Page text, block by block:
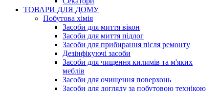
ТОВАРИ ДЛЯ ДОМУ
Побутова хімія
Засоби для миття вікон
Засоби для миття підлог
Засоби для прибирання після ремонту
Дезінфікуючі засоби
Засоби для чищення килимів та м'яких
меблів
Засоби для очищення поверхонь
Засоби для догляду за побутовою технікою